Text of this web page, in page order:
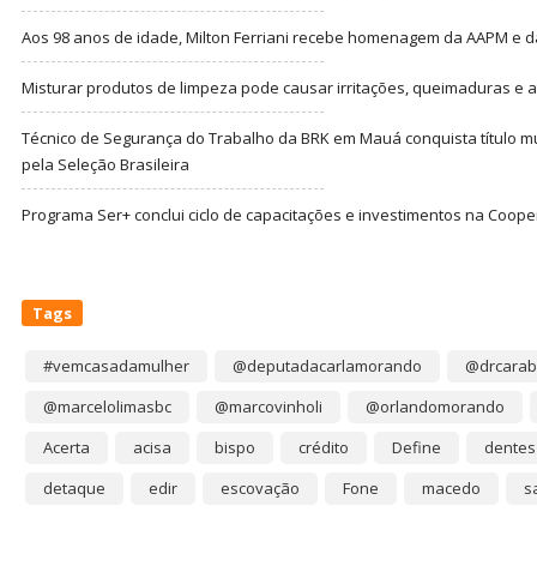
Aos 98 anos de idade, Milton Ferriani recebe homenagem da AAPM e
Misturar produtos de limpeza pode causar irritações, queimaduras e
Técnico de Segurança do Trabalho da BRK em Mauá conquista título
pela Seleção Brasileira
Programa Ser+ conclui ciclo de capacitações e investimentos na
Tags
#vemcasadamulher @deputadacarlamorando
@marcelolimasbc
@marcovinholi
@orlandomorando
Acerta
acisa bispo crédito Define
dentes
detaque
edir escovação Fone macedo